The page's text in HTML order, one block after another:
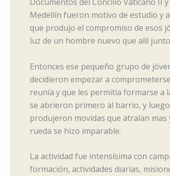
Medellín fueron motivo de estudio y
que produjo el compromiso de esos
luz de un hombre nuevo que allí
Entonces ese pequeño grupo de
decidieron empezar a
reunía y que les permitía formarse a
se abrieron primero al barrio, y
produjeron movidas que atraían mas
rueda se hizo imparable.
La actividad fue intensísima con
formación, actividades diarias,